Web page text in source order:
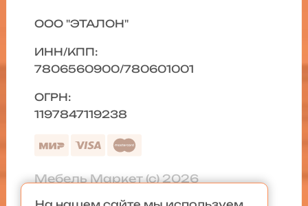
ООО "ЭТАЛОН"
ИНН/КПП:
7806560900/780601001
ОГРН:
1197847119238
Мебель Маркет (с) 2026